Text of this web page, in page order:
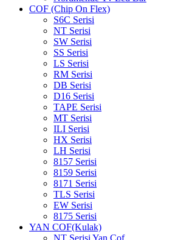
COF (Chip On Flex)
S6C Serisi
NT Serisi
SW Serisi
SS Serisi
LS Serisi
RM Serisi
DB Serisi
D16 Serisi
TAPE Serisi
MT Serisi
ILI Serisi
HX Serisi
LH Serisi
8157 Serisi
8159 Serisi
8171 Serisi
TLS Serisi
EW Serisi
8175 Serisi
YAN COF(Kulak)